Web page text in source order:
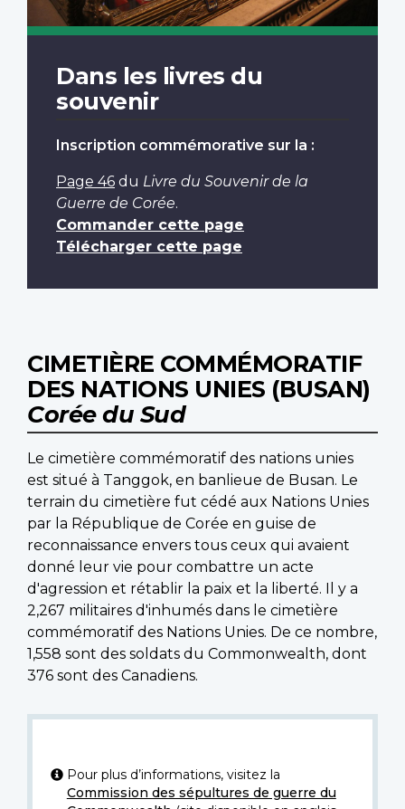
Dans les livres du
souvenir
Inscription commémorative sur la :
Page 46 du Livre du Souvenir de la
Guerre de Corée.
Commander cette page
Télécharger cette page
CIMETIÈRE COMMÉMORATIF
DES NATIONS UNIES (BUSAN)
Corée du Sud
Le cimetière commémoratif des nations unies
est situé à Tanggok, en banlieue de Busan. Le
terrain du cimetière fut cédé aux Nations Unies
par la République de Corée en guise de
reconnaissance envers tous ceux qui avaient
donné leur vie pour combattre un acte
d'agression et rétablir la paix et la liberté. Il y a
2,267 militaires d'inhumés dans le cimetière
commémoratif des Nations Unies. De ce nombre,
1,558 sont des soldats du Commonwealth, dont
376 sont des Canadiens.
Pour plus d’informations, visitez la
Commission des sépultures de guerre du